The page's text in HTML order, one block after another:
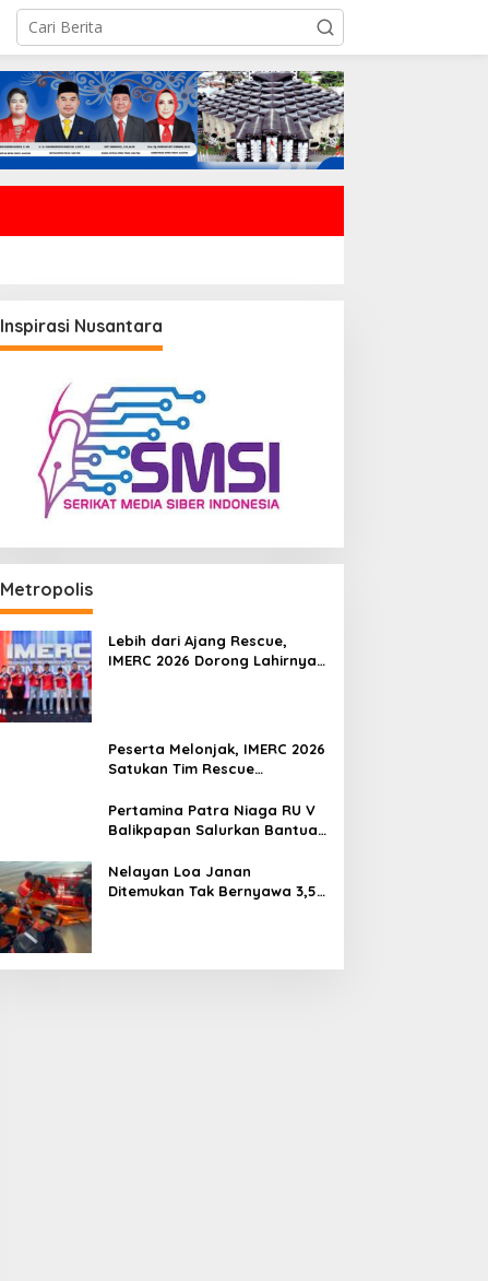
Inspirasi Nusantara
Metropolis
Lebih dari Ajang Rescue,
IMERC 2026 Dorong Lahirnya
Peserta Melonjak, IMERC 2026
Satukan Tim Rescue
Balikpapan
Pertamina Patra Niaga RU V
Balikpapan Salurkan Bantuan
Kilang
Nelayan Loa Janan
Ditemukan Tak Bernyawa 3,5